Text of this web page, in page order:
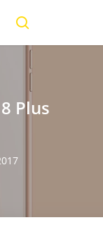
Plus